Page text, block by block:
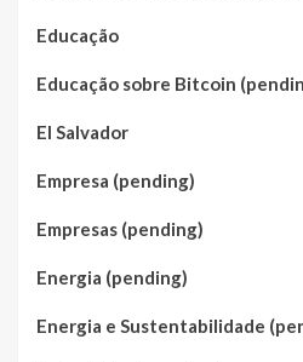
Educação
Educação sobre Bitcoin
El Salvador
Empresa (pending)
Empresas (pending)
Energia (pending)
Energia e Sustentabilidade